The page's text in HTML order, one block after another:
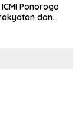
Ponorogo
dan